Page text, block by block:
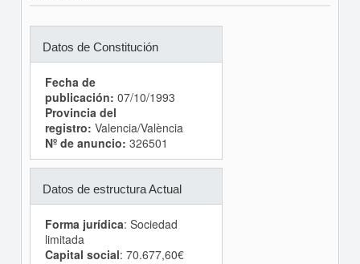
Datos de Constitución
Fecha de
publicación: 07/10/1993
Provincia del
registro: Valencia/València
Nº de anuncio: 326501
Datos de estructura Actual
Forma jurídica: Sociedad
limitada
Capital social: 70.677,60€